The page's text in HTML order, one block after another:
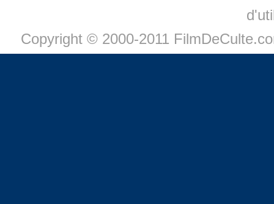
Copyright © 2000-2011